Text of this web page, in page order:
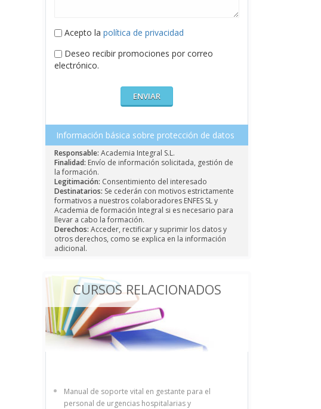
Acepto la política de privacidad
Deseo recibir promociones por correo
electrónico.
Información básica sobre protección de datos
Responsable: Academia Integral S.L.
Finalidad: Envío de información solicitada, gestión de
la formación.
Legitimación: Consentimiento del interesado
Destinatarios: Se cederán con motivos estrictamente
formativos a nuestros colaboradores ENFES SL y
Academia de formación Integral si es necesario para
llevar a cabo la formación.
Derechos: Acceder, rectificar y suprimir los datos y
otros derechos, como se explica en la información
adicional.
CURSOS RELACIONADOS
Manual de soporte vital en gestante para el
personal de urgencias hospitalarias y